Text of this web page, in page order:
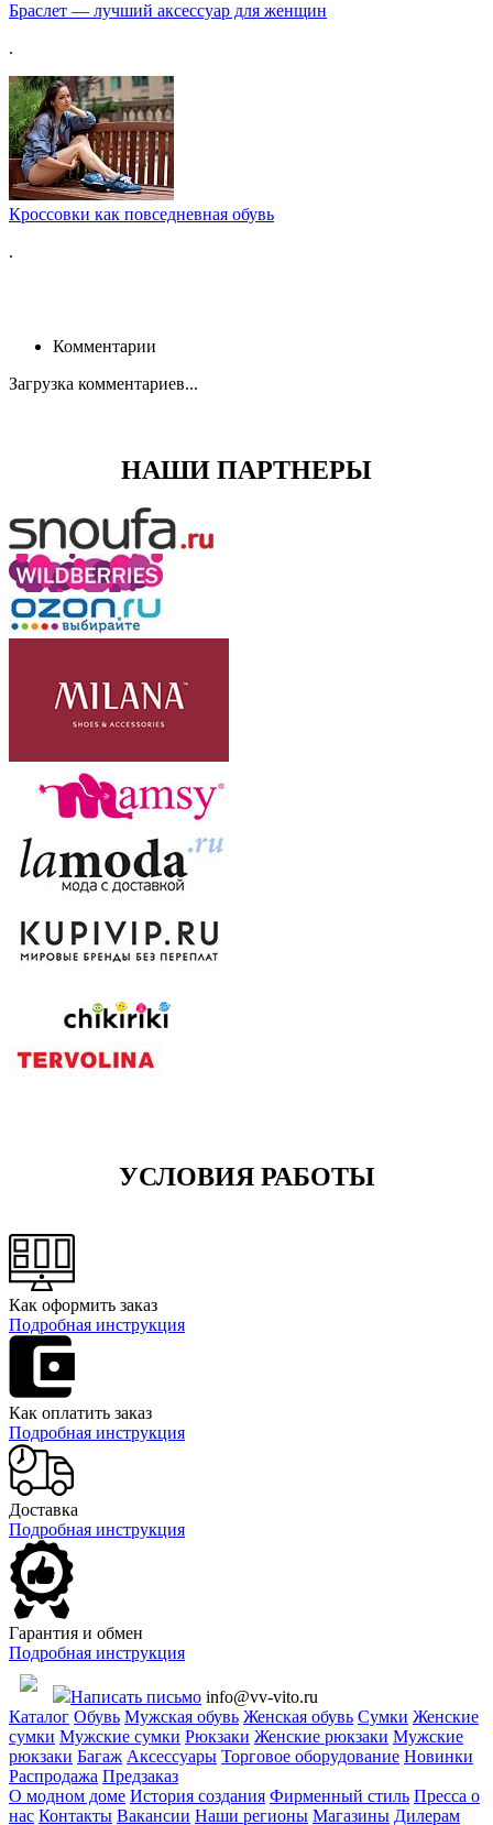
Браслет — лучший аксессуар для женщин
.
Кроссовки как повседневная обувь
.
Комментарии
Загрузка комментариев...
НАШИ ПАРТНЕРЫ
УСЛОВИЯ РАБОТЫ
Как оформить заказ
Подробная инструкция
Как оплатить заказ
Подробная инструкция
Доставка
Подробная инструкция
Гарантия и обмен
Подробная инструкция
Написать письмо info@vv-vito.ru
Каталог Обувь Мужская обувь Женская обувь Сумки Женские
сумки Мужские сумки Рюкзаки Женские рюкзаки Мужские
рюкзаки Багаж Аксессуары Торговое оборудование Новинки
Распродажа Предзаказ
О модном доме История создания Фирменный стиль Пресса о
нас Контакты Вакансии Наши регионы Магазины Дилерам